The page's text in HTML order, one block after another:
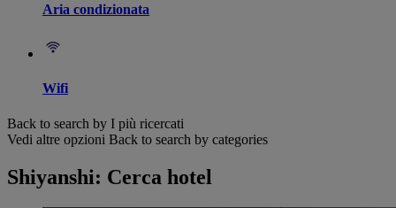
Aria condizionata
Wifi
Back to search by I più ricercati
Vedi altre opzioni Back to search by categories
Shiyanshi: Cerca hotel